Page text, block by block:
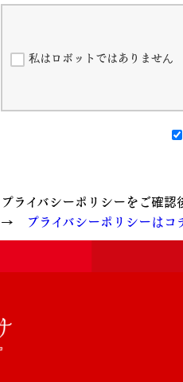
私はロボットではありません
プライバシーポリシーをご確認
→
プライバシーポリシーはコ